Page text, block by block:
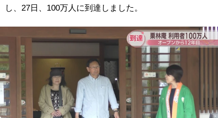
し、27日、100万人に到達しました。